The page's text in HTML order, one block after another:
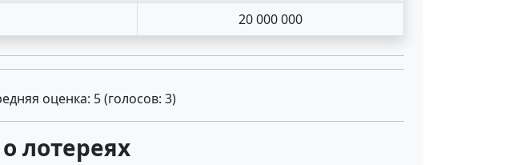
20 000 000
оценка: 5(голосов: 3)
лотереях